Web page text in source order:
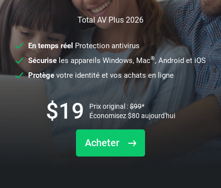
Total AV Plus 2026
En temps réel Protection antivirus
Sécuriseles appareils Windows, Mac®, Android et iOS
Protège votre identité et vos achats en ligne
Acheter
$19 Prix original :$99*
Économisez$80 aujourd'hui